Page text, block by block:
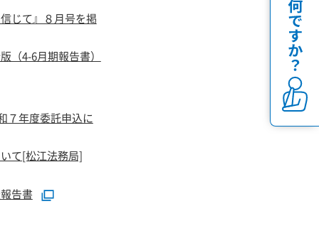
じて』８月号を掲
4-6月期報告書）
７年度委託申込に
て[松江法務局]
告書